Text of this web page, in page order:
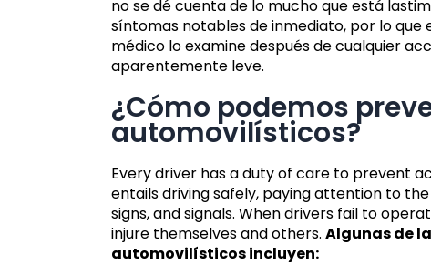
no se dé cuenta de lo mucho que está
síntomas notables de inmediato, por lo
médico lo examine después de cualquier
aparentemente leve.
¿Cómo podemos
automovilísticos?
Every driver has a duty of care to prevent
entails driving safely, paying attention to
signs, and signals. When drivers fail to
injure themselves and others. Algunas de
automovilísticos incluyen: